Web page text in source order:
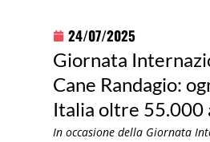
24/07/2025
Giornata
Cane Randagio:
Italia oltre 55.000
In occasione della Giornata